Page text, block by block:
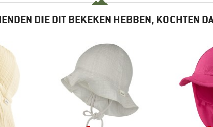
DIE DIT BEKEKEN HEBBEN, KOCHTEN